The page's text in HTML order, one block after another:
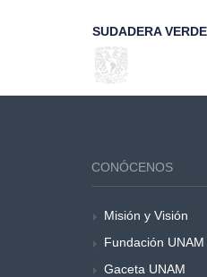
CONÓCENOS
Misión y Visión
Fundación UNAM
Gaceta UNAM